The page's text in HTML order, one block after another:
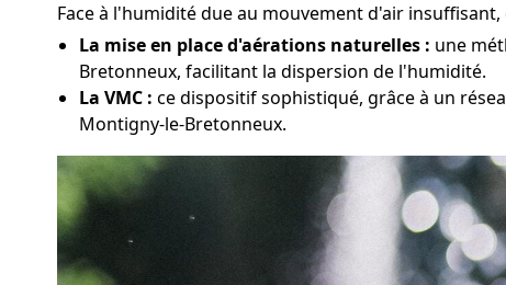
Face à l'humidité due au mouvement d'air
La mise en place d'aérations naturelles : une
Bretonneux, facilitant la dispersion de l'humidité.
La VMC : ce dispositif sophistiqué, grâce à un
Montigny-le-Bretonneux.